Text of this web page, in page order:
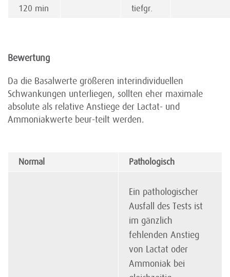
120 min
tiefgr.
Bewertung
Da die Basalwerte größeren interindividuellen
Schwankungen unterliegen, sollten eher maximale
absolute als relative Anstiege der Lactat- und
Ammoniakwerte beur-teilt werden.
Normal Pathologisch
Ein pathologischer
Ausfall des Tests ist
im gänzlich
fehlenden Anstieg
von Lactat oder
Ammoniak bei